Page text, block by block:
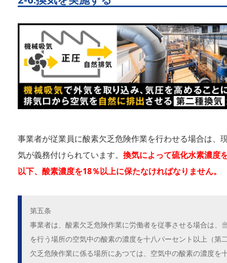
事業者が従業員に酸素欠乏危険作業を行わせる場合は、
気が義務付けられています。 換気によって硫化水素濃度
以下、酸素濃度を18％以上に保たなければなりません。
第五条
事業者は、酸素欠乏危険作業に労働者を従事させる場合は、
を行う場所の空気中の酸素の濃度を十八パーセント以上（第
欠乏危険作業に係る場所にあつては、空気中の酸素の濃度を